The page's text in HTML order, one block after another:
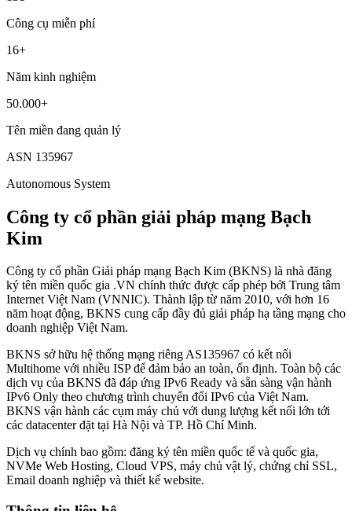
Công cụ miễn phí
16+
Năm kinh nghiệm
50.000+
Tên miền đang quản lý
ASN 135967
Autonomous System
Công ty cổ phần giải pháp mạng Bạch
Kim
Công ty cổ phần Giải pháp mạng Bạch Kim (BKNS) là nhà đăng
ký tên miền quốc gia .VN chính thức được cấp phép bởi Trung tâm
Internet Việt Nam (VNNIC). Thành lập từ năm 2010, với hơn 16
năm hoạt động, BKNS cung cấp đầy đủ giải pháp hạ tầng mạng cho
doanh nghiệp Việt Nam.
BKNS sở hữu hệ thống mạng riêng AS135967 có kết nối
Multihome với nhiều ISP để đảm bảo an toàn, ổn định. Toàn bộ các
dịch vụ của BKNS đã đáp ứng IPv6 Ready và sẵn sàng vận hành
IPv6 Only theo chương trình chuyển đổi IPv6 của Việt Nam.
BKNS vận hành các cụm máy chủ với dung lượng kết nối lớn tới
các datacenter đặt tại Hà Nội và TP. Hồ Chí Minh.
Dịch vụ chính bao gồm: đăng ký tên miền quốc tế và quốc gia,
NVMe Web Hosting, Cloud VPS, máy chủ vật lý, chứng chỉ SSL,
Email doanh nghiệp và thiết kế website.